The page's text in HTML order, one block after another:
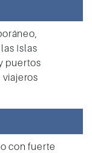
Islas
puertos
viajeros
con fuerte